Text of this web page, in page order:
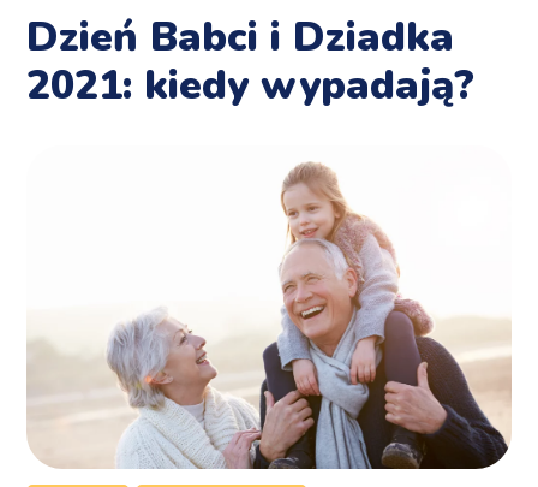
Dzień Babci i Dziadka
2021: kiedy wypadają?